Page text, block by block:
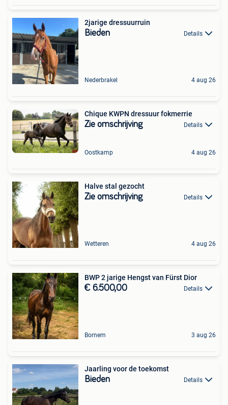
2jarige dressuurruin
Bieden Details
Nederbrakel 4 aug 26
Chique KWPN dressuur fokmerrie
Zie omschrijving Details
Oostkamp 4 aug 26
Halve stal gezocht
Zie omschrijving Details
Wetteren 4 aug 26
BWP 2 jarige Hengst van Fürst Dior
€ 6.500,00 Details
Bornem 3 aug 26
Jaarling voor de toekomst
Bieden Details